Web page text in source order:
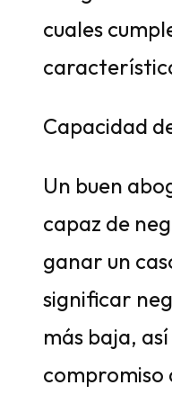
cuales
Capacidad
Un buen
capaz de
ganar un
significar
más baja,
compromiso